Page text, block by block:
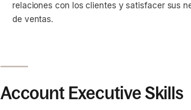
relaciones con los clientes y satisfacer sus
de ventas.
Account Executive Skills